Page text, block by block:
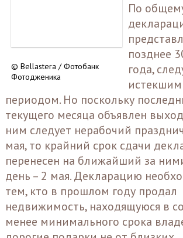
© Bellastera / Фотобанк
Фотодженика
По
позднее
года,
периодом. Но поскольку
текущего месяца объявлен
ним следует нерабочий
мая, то крайний срок сдачи
перенесен на ближайший за
день – 2 мая. Декларацию
тем, кто в прошлом году продал
недвижимость, находящуюся в
менее минимального срока